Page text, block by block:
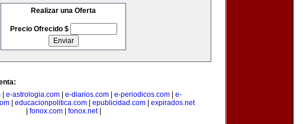
Realizar una Oferta
Precio Ofrecido $
e-astrologia.com e-diarios.com e-periodicos.com
e-
educacionpolitica.com epublicidad.com
expirados.net
fonox.com| fonox.net|